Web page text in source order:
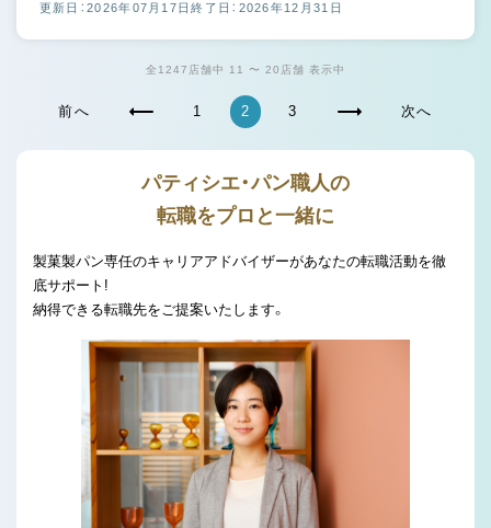
更新日：2026年07月17日終了日：2026年12月31日
全1247店舗中 11 〜 20店舗 表示中
前へ 1 2 3 次へ
パティシエ・パン職人の
転職をプロと一緒に
製菓製パン専任のキャリアアドバイザーがあなたの転職活動を徹
底サポート!
納得できる転職先をご提案いたします。